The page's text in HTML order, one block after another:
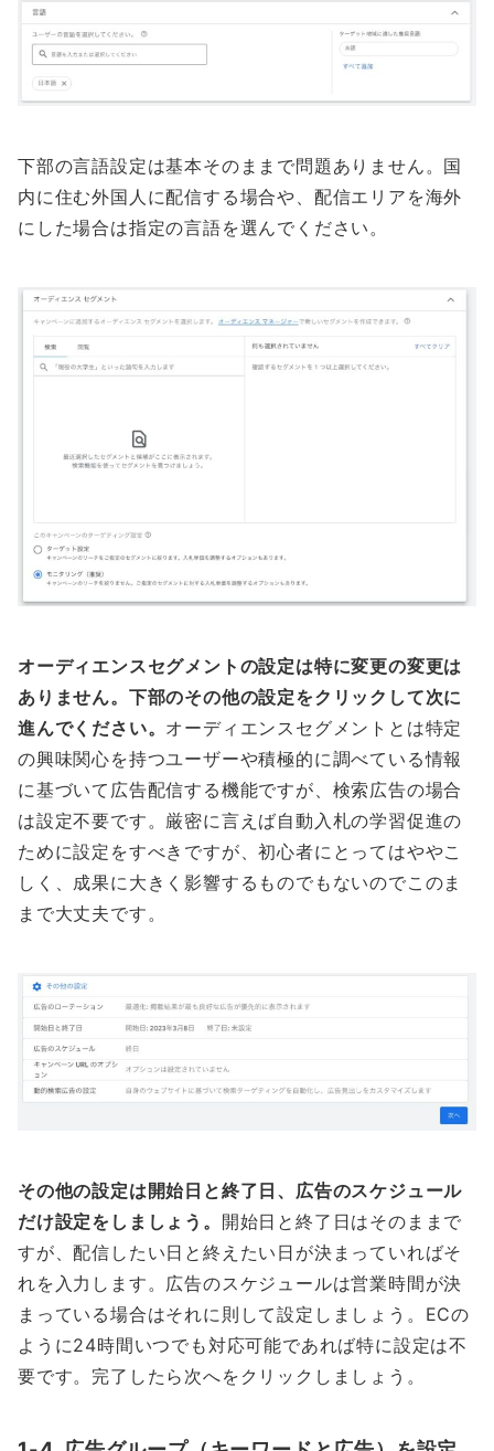
下部の言語設定は基本そのままで問題ありません。国
内に住む外国人に配信する場合や、配信エリアを海外
にした場合は指定の言語を選んでください。
オーディエンスセグメントの設定は特に変更の変更は
ありません。下部のその他の設定をクリックして次に
進んでください。 オーディエンスセグメントとは特定
の興味関心を持つユーザーや積極的に調べている情報
に基づいて広告配信する機能ですが、検索広告の場合
は設定不要です。厳密に言えば自動入札の学習促進の
ために設定をすべきですが、初心者にとってはややこ
しく、成果に大きく影響するものでもないのでこのま
まで大丈夫です。
その他の設定は開始日と終了日、広告のスケジュール
だけ設定をしましょう。 開始日と終了日はそのままで
すが、配信したい日と終えたい日が決まっていればそ
れを入力します。広告のスケジュールは営業時間が決
まっている場合はそれに則して設定しましょう。ECの
ように24時間いつでも対応可能であれば特に設定は不
要です。完了したら次へをクリックしましょう。